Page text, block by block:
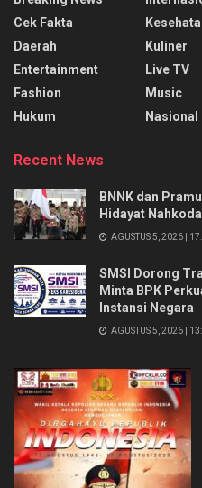
Cek Fakta
Daerah
Entertainment
Fashion
Hukum
Kuliner
Live TV
Music
Nasional
Recent News
BNNK dan
Hidayat
AGUSTUS 5, 2026 |
SMSI Dorong
Minta BPK
Instansi Negara
AGUSTUS 5, 2026 |